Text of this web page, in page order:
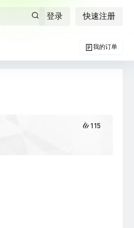
登录 快速注册
我的订单
115